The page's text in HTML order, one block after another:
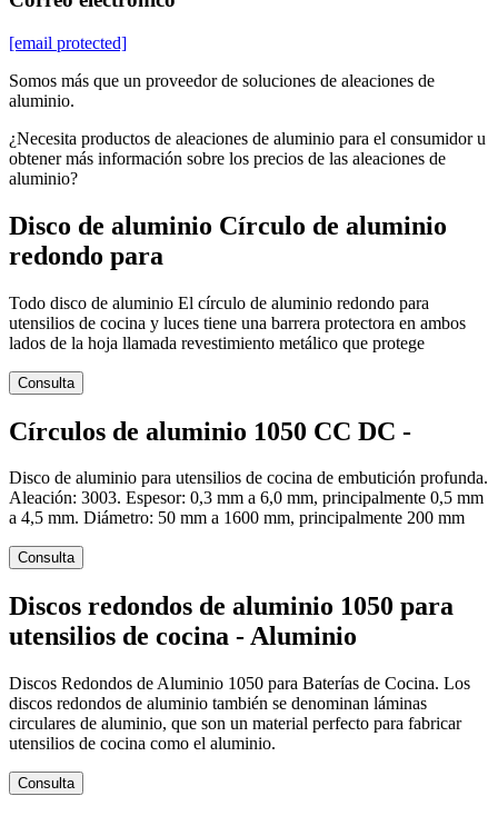
[email protected]
Somos más que un proveedor de soluciones de aleaciones de
aluminio.
¿Necesita productos de aleaciones de aluminio para el consumidor u
obtener más información sobre los precios de las aleaciones de
aluminio?
Disco de aluminio Círculo de aluminio
redondo para
Todo disco de aluminio El círculo de aluminio redondo para
utensilios de cocina y luces tiene una barrera protectora en ambos
lados de la hoja llamada revestimiento metálico que protege
Consulta
Círculos de aluminio 1050 CC DC -
Disco de aluminio para utensilios de cocina de embutición profunda.
Aleación: 3003. Espesor: 0,3 mm a 6,0 mm, principalmente 0,5 mm
a 4,5 mm. Diámetro: 50 mm a 1600 mm, principalmente 200 mm
Consulta
Discos redondos de aluminio 1050 para
utensilios de cocina - Aluminio
Discos Redondos de Aluminio 1050 para Baterías de Cocina. Los
discos redondos de aluminio también se denominan láminas
circulares de aluminio, que son un material perfecto para fabricar
utensilios de cocina como el aluminio.
Consulta